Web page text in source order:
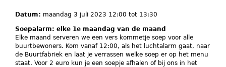
Datum: maandag 3 juli 2023 12:00 tot 13:30
Soepalarm: elke 1e maandag van de maand
Elke maand serveren we een vers kommetje soep voor alle
buurtbewoners. Kom vanaf 12:00, als het luchtalarm gaat, naar
de Buurtfabriek en laat je verrassen welke soep er op het menu
staat. Voor 2 euro kun je een soepje afhalen of bij ons in het